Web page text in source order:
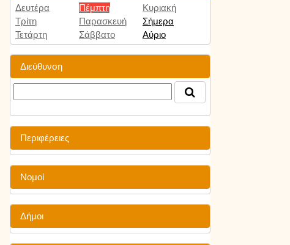
Δευτέρα
Τρίτη
Τετάρτη
Πέμπτη
Παρασκευή
Σάββατο
Κυριακή
Σήμερα
Αύριο
Διεύθυνση
Περιφέρειες
Νομοί
Δήμοι